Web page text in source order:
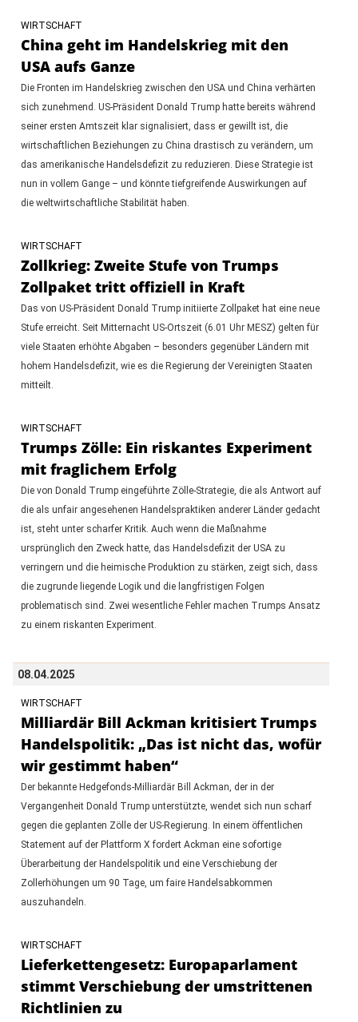
WIRTSCHAFT
China geht im Handelskrieg mit den
USA aufs Ganze
Die Fronten im Handelskrieg zwischen den USA und China verhärten
sich zunehmend. US-Präsident Donald Trump hatte bereits während
seiner ersten Amtszeit klar signalisiert, dass er gewillt ist, die
wirtschaftlichen Beziehungen zu China drastisch zu verändern, um
das amerikanische Handelsdefizit zu reduzieren. Diese Strategie ist
nun in vollem Gange – und könnte tiefgreifende Auswirkungen auf
die weltwirtschaftliche Stabilität haben.
WIRTSCHAFT
Zollkrieg: Zweite Stufe von Trumps
Zollpaket tritt offiziell in Kraft
Das von US-Präsident Donald Trump initiierte Zollpaket hat eine neue
Stufe erreicht. Seit Mitternacht US-Ortszeit (6.01 Uhr MESZ) gelten für
viele Staaten erhöhte Abgaben – besonders gegenüber Ländern mit
hohem Handelsdefizit, wie es die Regierung der Vereinigten Staaten
mitteilt.
WIRTSCHAFT
Trumps Zölle: Ein riskantes Experiment
mit fraglichem Erfolg
Die von Donald Trump eingeführte Zölle-Strategie, die als Antwort auf
die als unfair angesehenen Handelspraktiken anderer Länder gedacht
ist, steht unter scharfer Kritik. Auch wenn die Maßnahme
ursprünglich den Zweck hatte, das Handelsdefizit der USA zu
verringern und die heimische Produktion zu stärken, zeigt sich, dass
die zugrunde liegende Logik und die langfristigen Folgen
problematisch sind. Zwei wesentliche Fehler machen Trumps Ansatz
zu einem riskanten Experiment.
08.04.2025
WIRTSCHAFT
Milliardär Bill Ackman kritisiert Trumps
Handelspolitik: „Das ist nicht das, wofür
wir gestimmt haben“
Der bekannte Hedgefonds-Milliardär Bill Ackman, der in der
Vergangenheit Donald Trump unterstützte, wendet sich nun scharf
gegen die geplanten Zölle der US-Regierung. In einem öffentlichen
Statement auf der Plattform X fordert Ackman eine sofortige
Überarbeitung der Handelspolitik und eine Verschiebung der
Zollerhöhungen um 90 Tage, um faire Handelsabkommen
auszuhandeln.
WIRTSCHAFT
Lieferkettengesetz: Europaparlament
stimmt Verschiebung der umstrittenen
Richtlinien zu